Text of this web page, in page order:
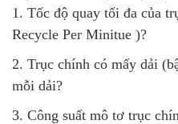
1. Tốc độ quay tối đa của
Recycle Per Minitue )?
2. Trục chính có mấy dải
mỗi dải?
3. Công suất mô tơ trục